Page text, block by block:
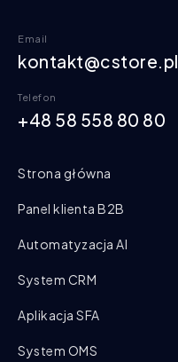
Email
kontakt@cstore.pl
Telefon
+48 58 558 80 80
Strona główna
Panel klienta B2B
Automatyzacja AI
System CRM
Aplikacja SFA
System OMS